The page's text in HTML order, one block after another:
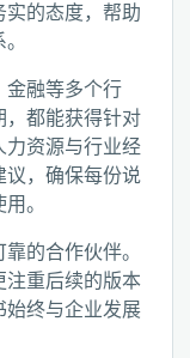
实的态度，帮助
金融等多个行
，都能获得针对
力资源与行业经
议，确保每份说
。
的合作伙伴。
注重后续的版本
始终与企业发展